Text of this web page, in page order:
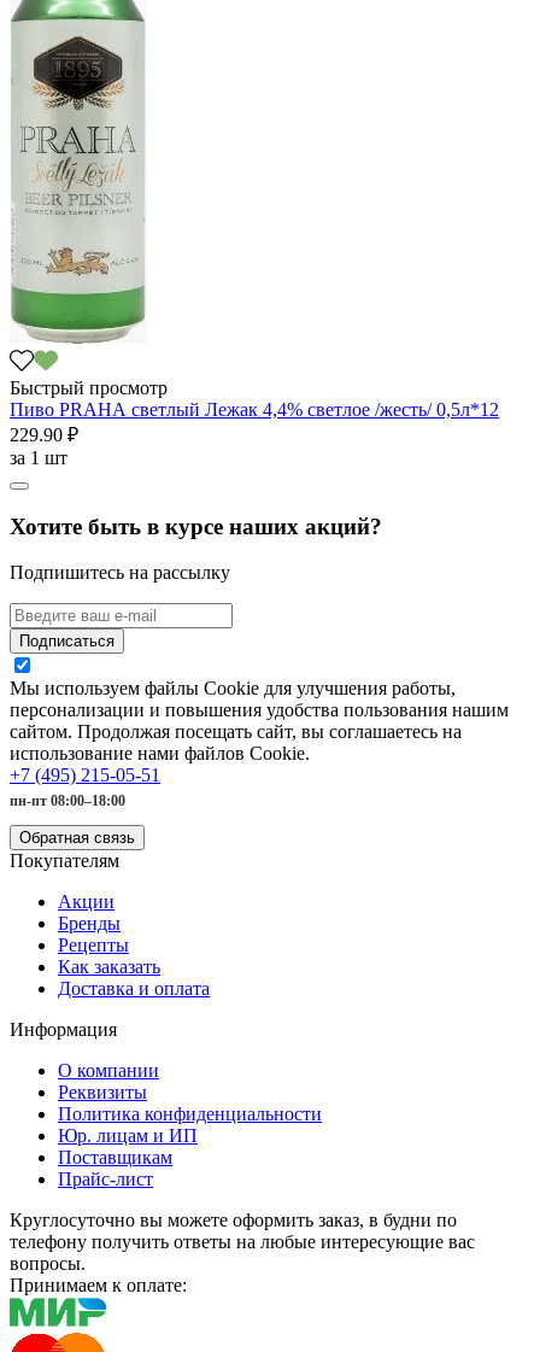
Быстрый просмотр
Пиво PRAHA светлый Лежак 4,4% светлое /жесть/ 0,5л*12
229.90 ₽
за 1 шт
Хотите быть в курсе наших акций?
Подпишитесь на рассылку
Подписаться
Мы используем файлы Cookie для улучшения работы,
персонализации и повышения удобства пользования нашим
сайтом. Продолжая посещать сайт, вы соглашаетесь на
использование нами файлов Cookie.
+7 (495) 215-05-51
пн-пт 08:00–18:00
Обратная связь
Покупателям
Акции
Бренды
Рецепты
Как заказать
Доставка и оплата
Информация
О компании
Реквизиты
Политика конфиденциальности
Юр. лицам и ИП
Поставщикам
Прайс-лист
Круглосуточно вы можете оформить заказ, в будни по
телефону получить ответы на любые интересующие вас
вопросы.
Принимаем к оплате: